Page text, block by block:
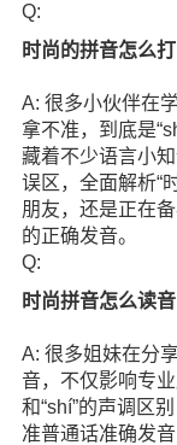
Q:
时尚的拼音怎么打
A: 很多小伙伴在
拿不准，到底是
藏着不少语言小
误区，全面解析“
朋友，还是正在
的正确发音。
Q:
时尚拼音怎么读音
A: 很多姐妹在分
音，不仅影响专
和“shí”的声调区
准普通话准确发